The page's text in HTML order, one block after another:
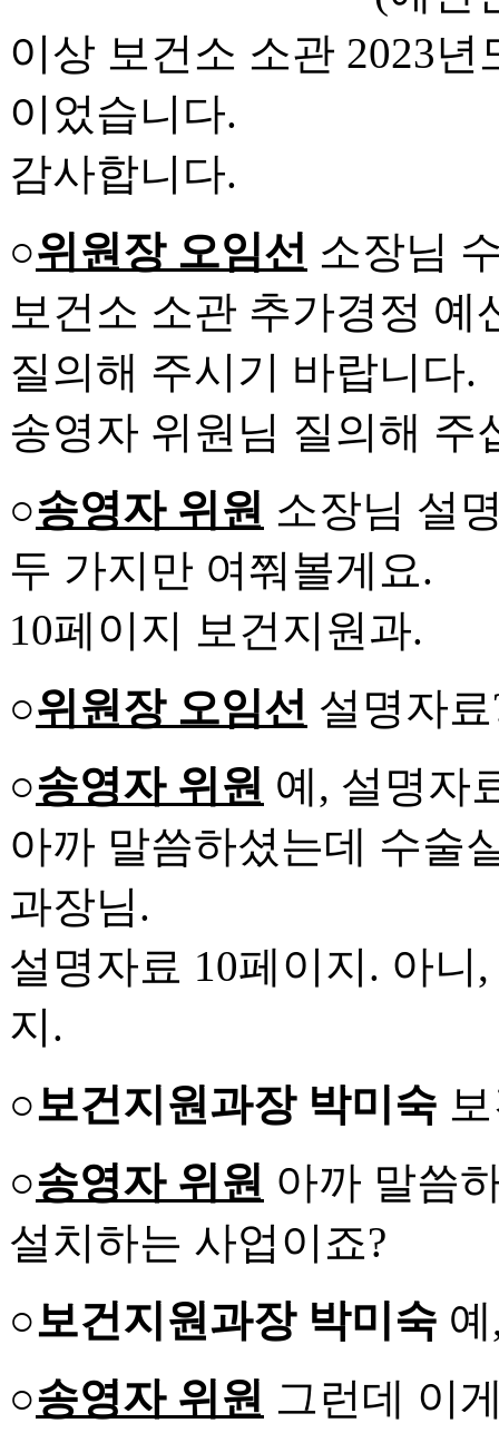
이상 보건소 소관 2023
이었습니다.
감사합니다.
○위원장 오임선 소장님
보건소 소관 추가경정
질의해 주시기 바랍니다.
송영자 위원님 질의해 주
○송영자 위원 소장님 설
두 가지만 여쭤볼게요.
10페이지 보건지원과.
○위원장 오임선 설명자료
○송영자 위원 예, 설명자
아까 말씀하셨는데 수술
과장님.
설명자료 10페이지. 아니
지.
○보건지원과장 박미숙
○송영자 위원 아까 말씀
설치하는 사업이죠?
○보건지원과장 박미숙
○송영자 위원 그런데 이